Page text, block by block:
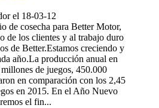
el 18-03-12
de cosecha para Better Motor,
de los clientes y al trabajo duro
de Better.Estamos creciendo y
año.La producción anual en
de juegos, 450.000
en comparación con los 2,45
en 2015. En el Año Nuevo
el fin...